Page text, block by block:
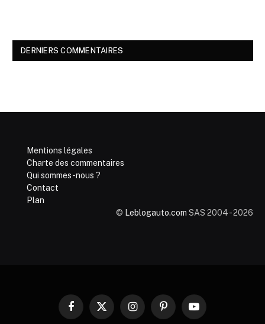
DERNIERS COMMENTAIRES
Mentions légales
Charte des commentaires
Qui sommes-nous ?
Contact
Plan
© Leblogauto.com SAS 2004 - 2026
Facebook
X
InstagramPinterestYouTube